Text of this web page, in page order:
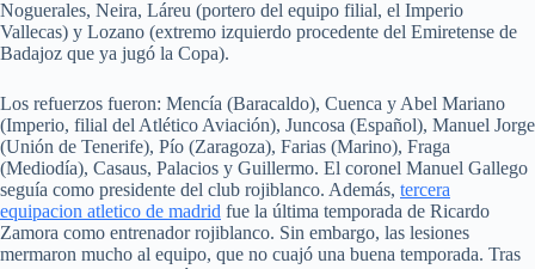
Noguerales, Neira, Láreu (portero del equipo filial, el Imperio
Vallecas) y Lozano (extremo izquierdo procedente del Emiretense de
Badajoz que ya jugó la Copa).
Los refuerzos fueron: Mencía (Baracaldo), Cuenca y Abel Mariano
(Imperio, filial del Atlético Aviación), Juncosa (Español), Manuel Jorge
(Unión de Tenerife), Pío (Zaragoza), Farias (Marino), Fraga
(Mediodía), Casaus, Palacios y Guillermo. El coronel Manuel Gallego
seguía como presidente del club rojiblanco. Además, tercera
equipacion atletico de madrid fue la última temporada de Ricardo
Zamora como entrenador rojiblanco. Sin embargo, las lesiones
mermaron mucho al equipo, que no cuajó una buena temporada. Tras